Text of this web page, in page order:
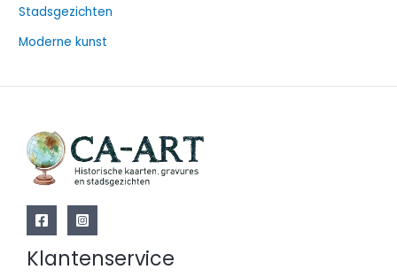
:
Stadsgezichten
Moderne kunst
Klantenservice